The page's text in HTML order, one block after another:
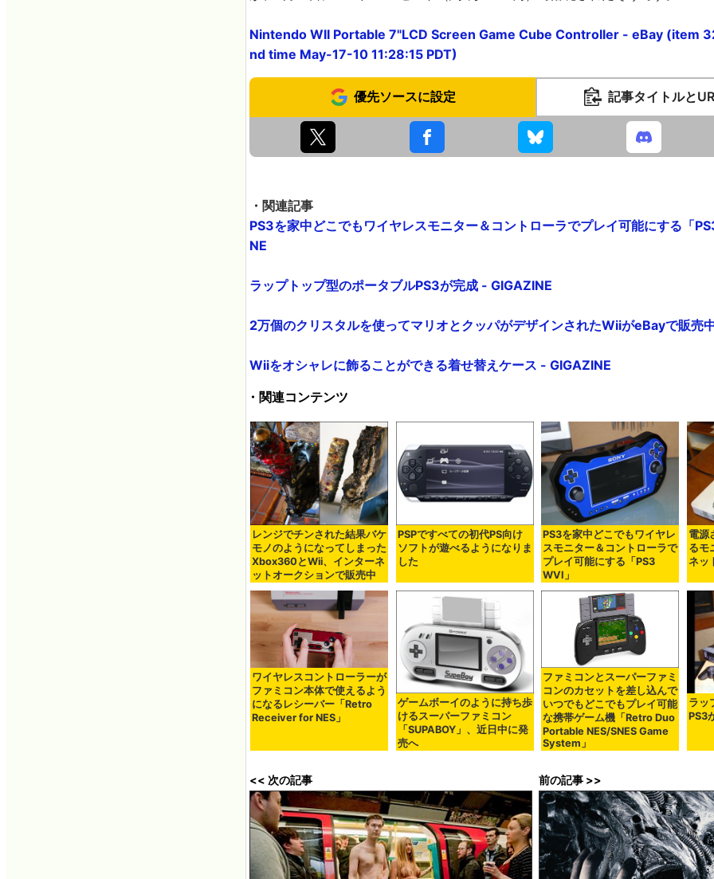
Nintendo WII Portable 7"LCD Screen Game Cube Controller - eBay (item
nd time May-17-10 11:28:15 PDT)
優先ソースに設定 記事タイトルと
・関連記事
PS3を家中どこでもワイヤレスモニター＆コントローラでプレイ可能にする「
NE
ラップトップ型のポータブルPS3が完成 - GIGAZINE
2万個のクリスタルを使ってマリオとクッパがデザインされたWiiがeBayで販売
Wiiをオシャレに飾ることができる着せ替えケース - GIGAZINE
・関連コンテンツ
レンジでチンされた結果バケ
モノのようになってしまった
Xbox360とWii、インターネ
ットオークションで販売中
PSPですべての初代PS向け
ソフトが遊べるようになりま
した
PS3を家中どこでもワイヤレ
スモニター＆コントローラで
プレイ可能にする「PS3
WVI」
電源
るモ
ネッ
ワイヤレスコントローラーが
ファミコン本体で使えるよう
になるレシーバー「Retro
Receiver for NES」
ゲームボーイのように持ち歩
けるスーパーファミコン
「SUPABOY」、近日中に発
売へ
ファミコンとスーパーファミ
コンのカセットを差し込んで
いつでもどこでもプレイ可能
な携帯ゲーム機「Retro Duo
Portable NES/SNES Game
System」
ラッ
PS3
<< 次の記事 前の記事 >>